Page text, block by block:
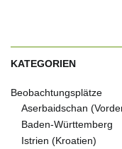
KATEGORIEN
Beobachtungsplätze
Aserbaidschan
Baden-Württemberg
Istrien (Kroatien)